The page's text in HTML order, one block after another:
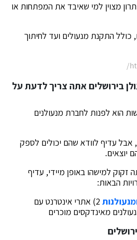
מצוין למי שאיבד את המפתחות או
כולל התקנת מנעולים ועד לחיתוך
בירושלים אתה צריך לדעת על
הוא לפנות לחברת מנעולנים
אבל עדיף לוודא שהם יכולים לספק
יוצאים.
זקוק למישהו באופן מיידי, עדיף
הבאות:
2) אתרי אינטרנט עם